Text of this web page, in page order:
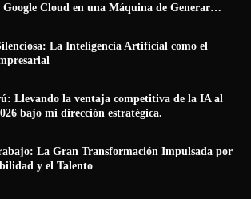
Cloud en una Máquina de Generar
La Inteligencia Artificial como el
Llevando la ventaja competitiva de la IA al
bajo mi dirección estratégica.
La Gran Transformación Impulsada por
y el Talento